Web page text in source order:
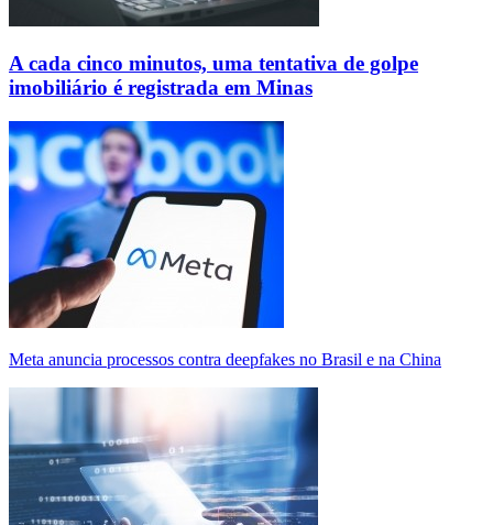
A cada cinco minutos, uma tentativa de golpe
imobiliário é registrada em Minas
Meta anuncia processos contra deepfakes no Brasil e na China